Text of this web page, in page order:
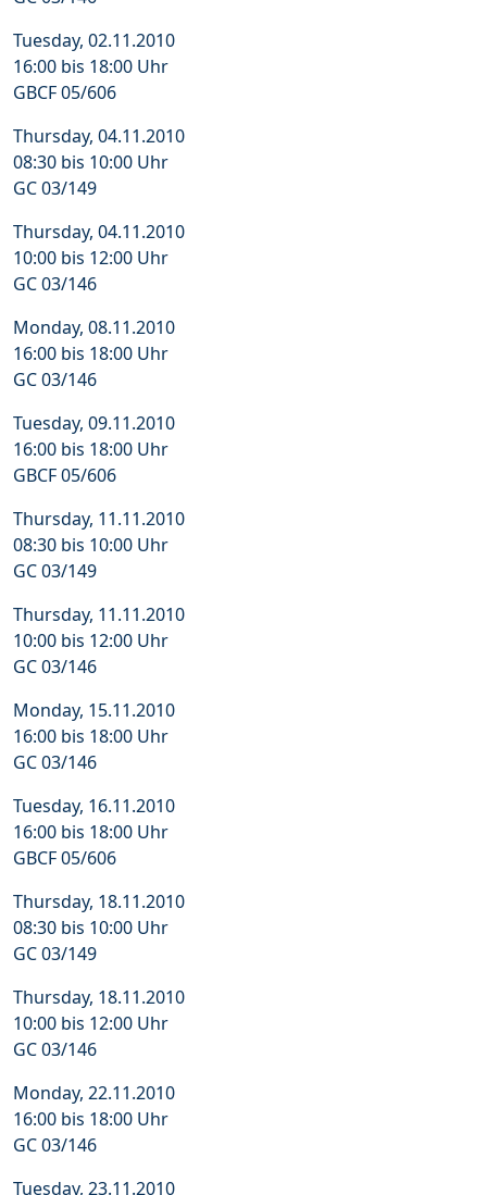
Tuesday, 02.11.2010
16:00 bis 18:00 Uhr
GBCF 05/606
Thursday, 04.11.2010
08:30 bis 10:00 Uhr
GC 03/149
Thursday, 04.11.2010
10:00 bis 12:00 Uhr
GC 03/146
Monday, 08.11.2010
16:00 bis 18:00 Uhr
GC 03/146
Tuesday, 09.11.2010
16:00 bis 18:00 Uhr
GBCF 05/606
Thursday, 11.11.2010
08:30 bis 10:00 Uhr
GC 03/149
Thursday, 11.11.2010
10:00 bis 12:00 Uhr
GC 03/146
Monday, 15.11.2010
16:00 bis 18:00 Uhr
GC 03/146
Tuesday, 16.11.2010
16:00 bis 18:00 Uhr
GBCF 05/606
Thursday, 18.11.2010
08:30 bis 10:00 Uhr
GC 03/149
Thursday, 18.11.2010
10:00 bis 12:00 Uhr
GC 03/146
Monday, 22.11.2010
16:00 bis 18:00 Uhr
GC 03/146
Tuesday, 23.11.2010